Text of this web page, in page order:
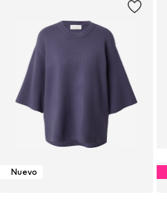
Nuevo